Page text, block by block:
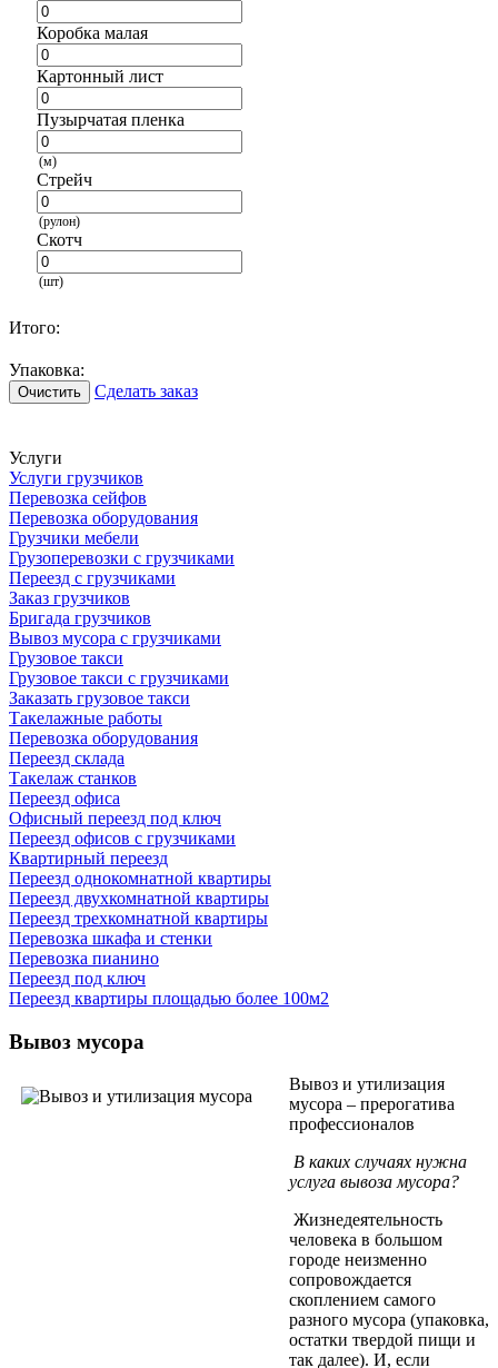
Коробка малая
Картонный лист
Пузырчатая пленка
(м)
Стрейч
(рулон)
Скотч
(шт)
Итого:
Упаковка:
Очистить Сделать заказ
Услуги
Услуги грузчиков
Перевозка сейфов
Перевозка оборудования
Грузчики мебели
Грузоперевозки с грузчиками
Переезд с грузчиками
Заказ грузчиков
Бригада грузчиков
Вывоз мусора с грузчиками
Грузовое такси
Грузовое такси с грузчиками
Заказать грузовое такси
Такелажные работы
Перевозка оборудования
Переезд склада
Такелаж станков
Переезд офиса
Офисный переезд под ключ
Переезд офисов с грузчиками
Квартирный переезд
Переезд однокомнатной квартиры
Переезд двухкомнатной квартиры
Переезд трехкомнатной квартиры
Перевозка шкафа и стенки
Перевозка пианино
Переезд под ключ
Переезд квартиры площадью более 100м2
Вывоз мусора
Вывоз и утилизация
мусора – прерогатива
профессионалов
В каких случаях нужна
услуга вывоза мусора?
Жизнедеятельность
человека в большом
городе неизменно
сопровождается
скоплением самого
разного мусора (упаковка,
остатки твердой пищи и
так далее). И, если